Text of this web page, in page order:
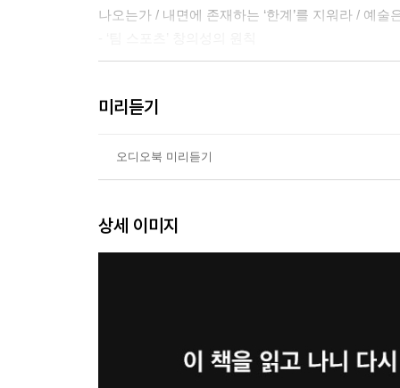
나오는가 / 내면에 존재하는 ‘한계’를 지워라 / 예술
플레이란 없다
- ‘승리를 위한 플레이’의 원칙
4장 | 위대함으로 가는 게임 페이스
5장 | 기억되기를 꿈꾸다
미리듣기
오디오북 미리듣기
상세 이미지